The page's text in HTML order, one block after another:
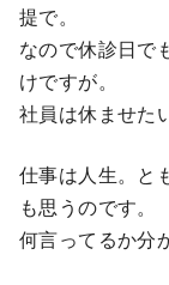
提で。
なので休診日で
けですが。
社員は休ませた
仕事は人生。と
も思うのです。
何言ってるか分